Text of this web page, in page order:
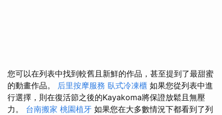
您可以在列表中找到較舊且新鮮的作品，甚至提到了最甜蜜
的動畫作品。 后里按摩服務 臥式冷凍櫃 如果您從列表中進
行選擇，則在復活節之後的Kayakoma將保證放鬆且無壓
力。 台南搬家 桃園植牙 如果您在大多數情況下都看到了列